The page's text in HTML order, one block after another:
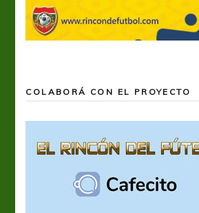
COLABORÁ CON EL PROYECTO